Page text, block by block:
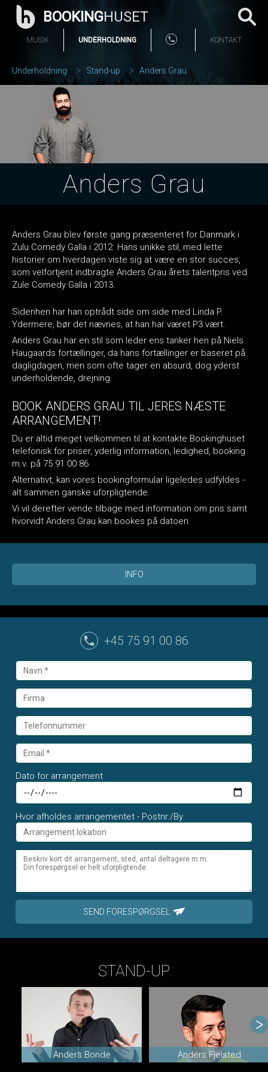
BOOKINGHUSET
MUSIK UNDERHOLDNING KONTAKT
Underholdning Stand-up Anders Grau
Anders Grau
Anders Grau blev første gang præsenteret for Danmark i
Zulu Comedy Galla i 2012. Hans unikke stil, med lette
historier om hverdagen viste sig at være en stor succes,
som velfortjent indbragte Anders Grau årets talentpris ved
Zule Comedy Galla i 2013.
Sidenhen har han optrådt side om side med Linda P.
Ydermere, bør det nævnes, at han har været P3 vært.
Anders Grau har en stil som leder ens tanker hen på Niels
Haugaards fortællinger, da hans fortællinger er baseret på
dagligdagen, men som ofte tager en absurd, dog yderst
underholdende, drejning.
BOOK ANDERS GRAU TIL JERES NÆSTE
ARRANGEMENT!
Du er altid meget velkommen til at kontakte Bookinghuset
telefonisk for priser, yderlig information, ledighed, booking
m.v. på 75 91 00 86
Alternativt, kan vores bookingformular ligeledes udfyldes -
alt sammen ganske uforpligtende.
Vi vil derefter vende tilbage med information om pris samt
hvorvidt Anders Grau kan bookes på datoen.
INFO
+45 75 91 00 86
Dato for arrangement
Hvor afholdes arrangementet - Postnr./By
SEND FORESPØRGSEL
STAND-UP
Anders Bonde Anders Fjelsted